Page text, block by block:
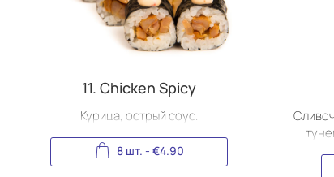
11. Chicken Spicy
Курица, острый соус.
8 шт. - €4.90